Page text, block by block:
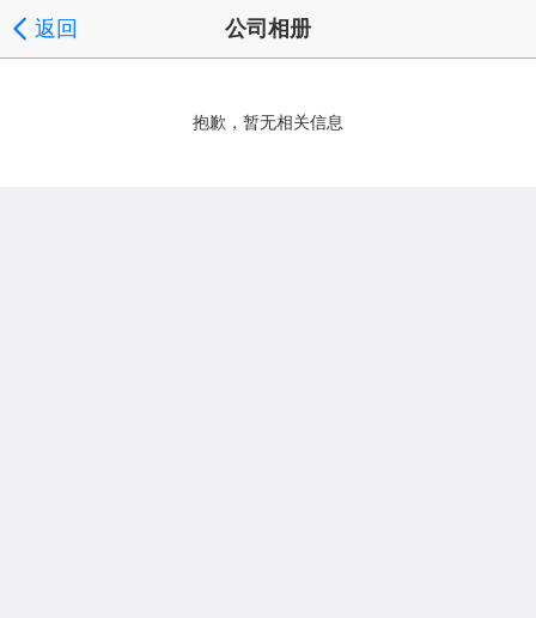
返回 公司相册
抱歉，暂无相关信息